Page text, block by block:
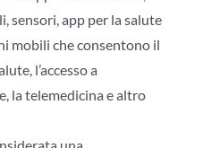
sensori, app per la salute
mobili che consentono il
l’accesso a
la telemedicina e altro